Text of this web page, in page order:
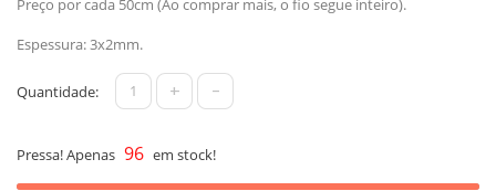
Preço por cada 50cm (Ao comprar mais, o fio segue inteiro).
Espessura: 3x2mm.
Quantidade: + -
Pressa! Apenas 96 em stock!